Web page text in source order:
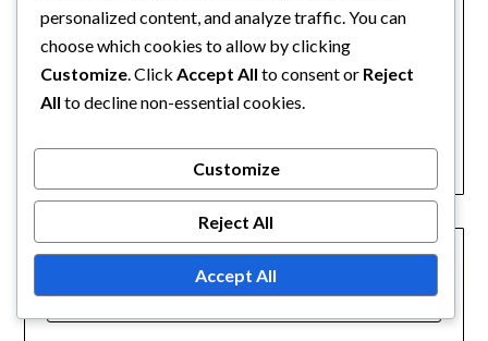
Mis canjes de recompensas de My Nintendo
BUSCAR
personalized content, and analyze traffic. You can
choose which cookies to allow by clicking
Customize . Click Accept All to consent or Reject
All to decline non-essential cookies.
Customize
Reject All
Accept All